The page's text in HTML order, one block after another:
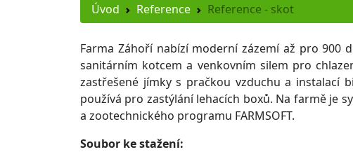
Úvod Reference Reference - skot
Farma Záhoří nabízí moderní zázemí až pro 900
sanitárním kotcem a venkovním silem pro
zastřešené jímky s pračkou vzduchu a instalací
používá pro zastýlání lehacích boxů. Na farmě je
a zootechnického programu FARMSOFT.
Soubor ke stažení: